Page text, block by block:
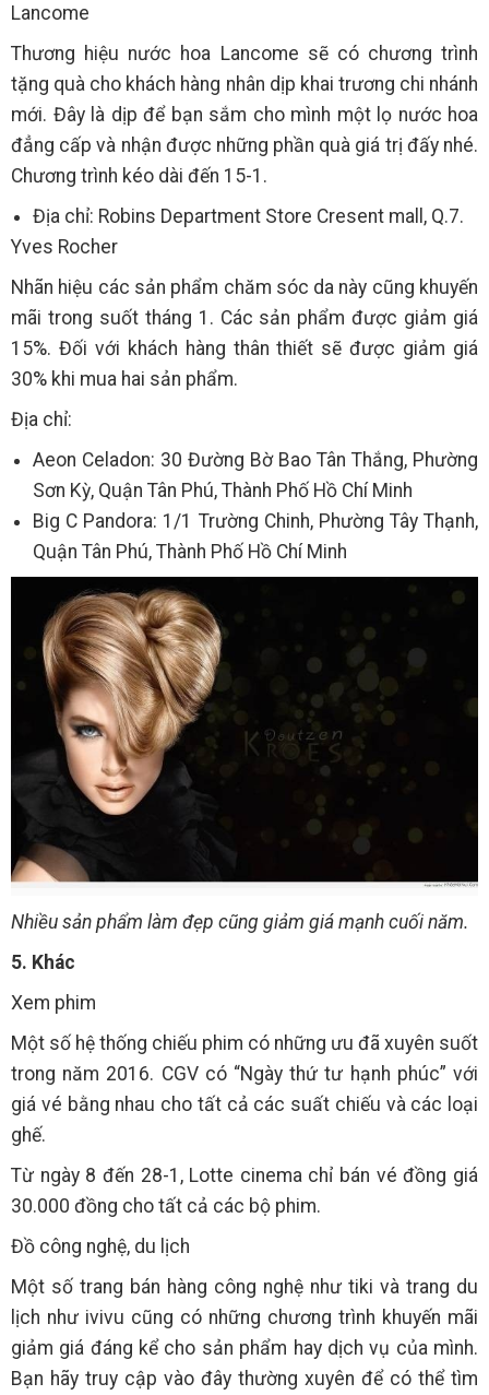
Lancome
Thương hiệu nước hoa Lancome sẽ có chương trình
tặng quà cho khách hàng nhân dịp khai trương chi nhánh
mới. Đây là dịp để bạn sắm cho mình một lọ nước hoa
đẳng cấp và nhận được những phần quà giá trị đấy nhé.
Chương trình kéo dài đến 15-1.
Địa chỉ: Robins Department Store Cresent mall, Q.7.
Yves Rocher
Nhãn hiệu các sản phẩm chăm sóc da này cũng khuyến
mãi trong suốt tháng 1. Các sản phẩm được giảm giá
15%. Đối với khách hàng thân thiết sẽ được giảm giá
30% khi mua hai sản phẩm.
Địa chỉ:
Aeon Celadon: 30 Đường Bờ Bao Tân Thắng, Phường
Sơn Kỳ, Quận Tân Phú, Thành Phố Hồ Chí Minh
Big C Pandora: 1/1 Trường Chinh, Phường Tây Thạnh,
Quận Tân Phú, Thành Phố Hồ Chí Minh
Nhiều sản phẩm làm đẹp cũng giảm giá mạnh cuối năm.
5. Khác
Xem phim
Một số hệ thống chiếu phim có những ưu đã xuyên suốt
trong năm 2016. CGV có “Ngày thứ tư hạnh phúc” với
giá vé bằng nhau cho tất cả các suất chiếu và các loại
ghế.
Từ ngày 8 đến 28-1, Lotte cinema chỉ bán vé đồng giá
30.000 đồng cho tất cả các bộ phim.
Đồ công nghệ, du lịch
Một số trang bán hàng công nghệ như tiki và trang du
lịch như ivivu cũng có những chương trình khuyến mãi
giảm giá đáng kể cho sản phẩm hay dịch vụ của mình.
Bạn hãy truy cập vào đây thường xuyên để có thể tìm